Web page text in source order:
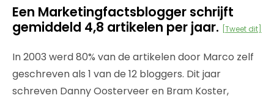
Een Marketingfactsblogger schrijft
gemiddeld 4,8 artikelen per jaar.
[Tweet dit]
In 2003 werd 80% van de artikelen door Marco zelf
geschreven als 1 van de 12 bloggers. Dit jaar
schreven Danny Oosterveer en Bram Koster,